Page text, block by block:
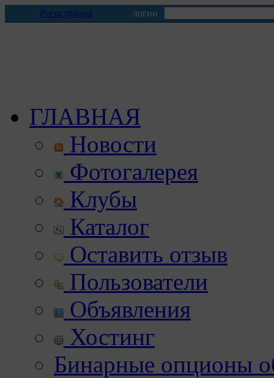
Регистрация логин
ГЛАВНАЯ
Новости
Фотогалерея
Клубы
Каталог
Оставить отзыв
Пользователи
Объявления
Хостинг
Бинарные опционы